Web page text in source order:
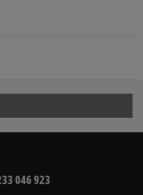
pobočka, výdejné
046 923